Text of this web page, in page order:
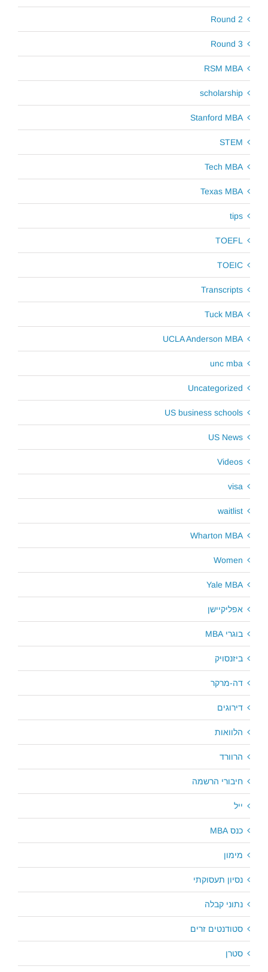
Round 2
Round 3
RSM MBA
scholarship
Stanford MBA
STEM
Tech MBA
Texas MBA
tips
TOEFL
TOEIC
Transcripts
Tuck MBA
UCLA Anderson MBA
unc mba
Uncategorized
US business schools
US News
Videos
visa
waitlist
Wharton MBA
Women
Yale MBA
אפליקיישן
בוגרי MBA
ביזנסויק
דה-מרקר
דירוגים
הלוואות
הרוורד
חיבורי הרשמה
ייל
כנס MBA
מימון
נסיון תעסוקתי
נתוני קבלה
סטודנטים זרים
סטרן